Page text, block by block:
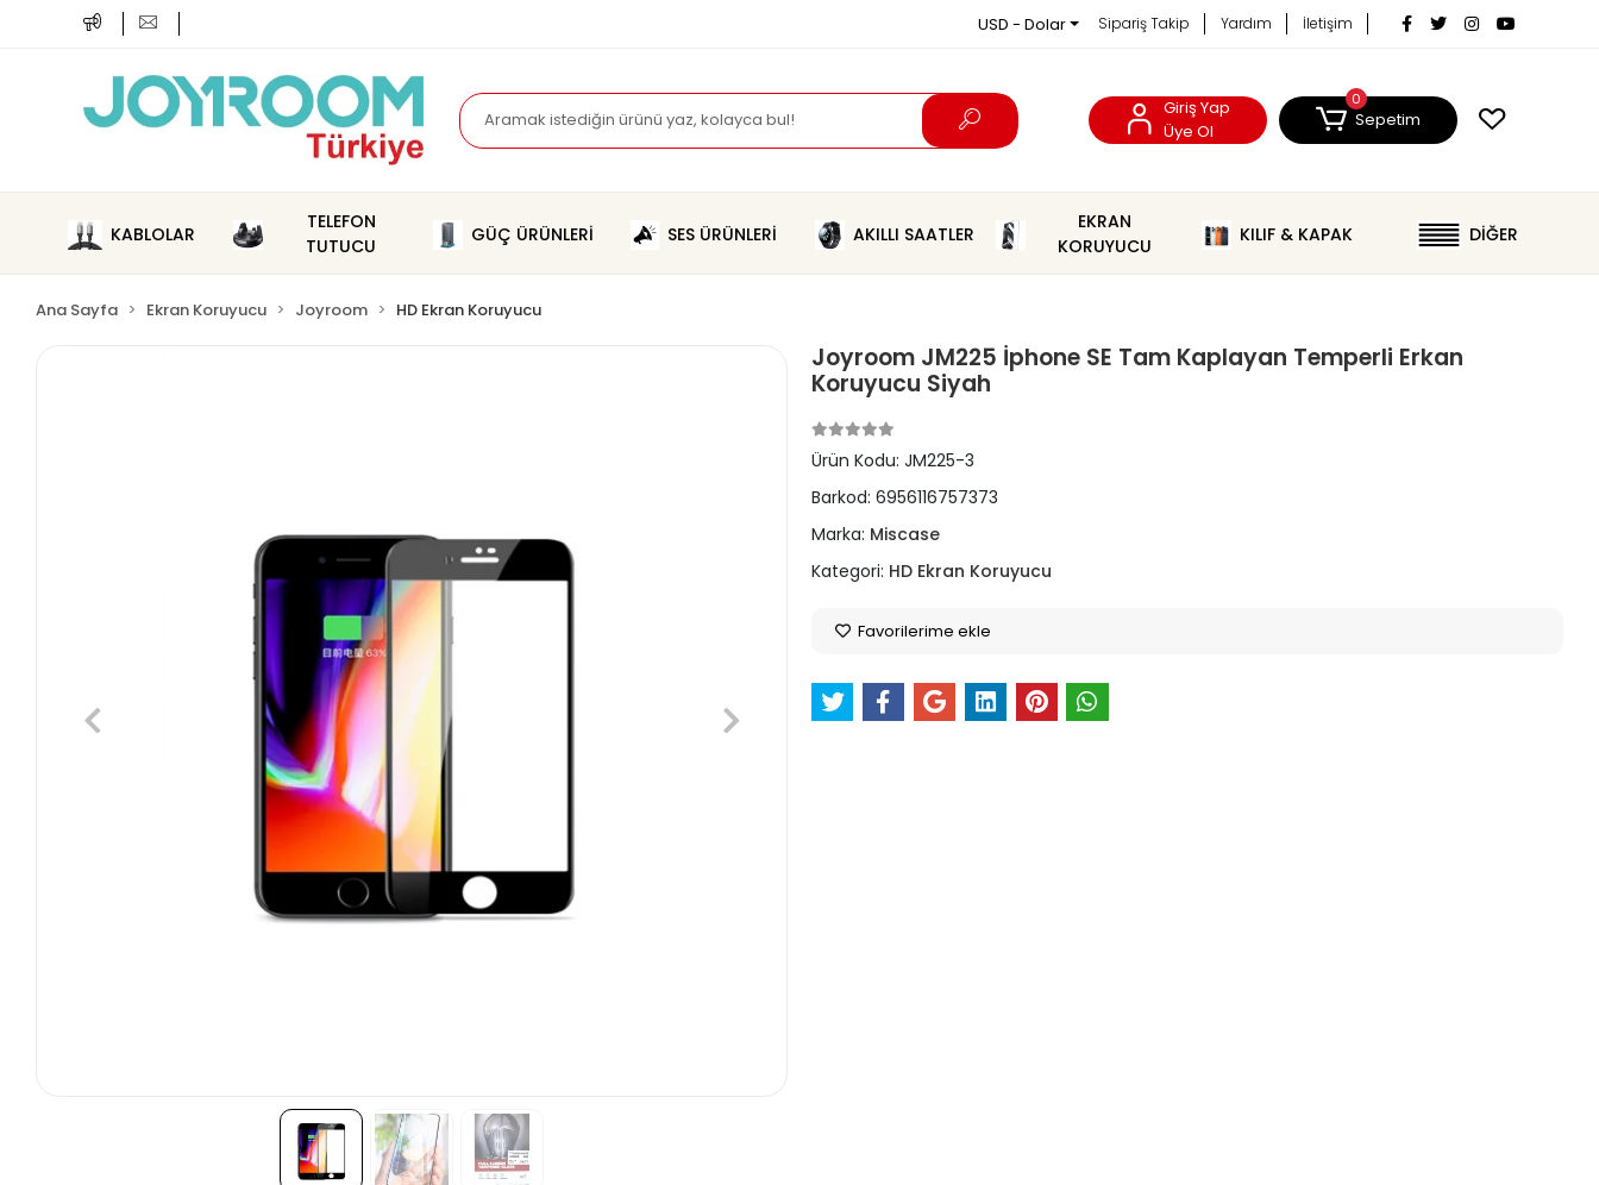
USD - Dolar Sipariş Takip Yardım İletişim
Giriş Yap
Üye Ol
0
Sepetim
KABLOLAR
TELEFON
TUTUCU
GÜÇ ÜRÜNLERİ SES ÜRÜNLERİ AKILLI SAATLER
EKRAN
KORUYUCU
KILIF & KAPAK DİĞER
Ana Sayfa Ekran Koruyucu Joyroom HD Ekran Koruyucu
Joyroom JM225 İphone SE Tam Kaplayan Temperli Erkan
Koruyucu Siyah
Ürün Kodu: JM225-3
Barkod: 6956116757373
Marka: Miscase
Kategori: HD Ekran Koruyucu
Favorilerime ekle